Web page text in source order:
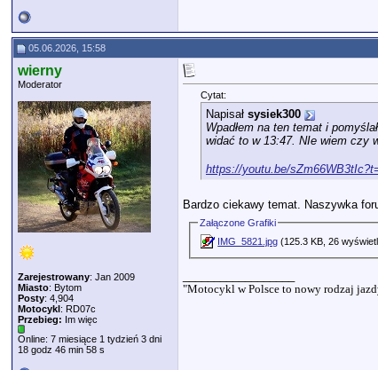
05.06.2026, 15:58
wierny
Moderator
Zarejestrowany: Jan 2009
Miasto: Bytom
Posty: 4,904
Motocykl: RD07c
Przebieg: Im więc
Online: 7 miesiące 1 tydzień 3 dni
18 godz 46 min 58 s
Cytat:
Napisał sysiek300
Wpadłem na ten temat i
widać to w 13:47. NIe wiem czy
https://youtu.be/
Bardzo ciekawy temat. Naszywka
Załączone Grafiki
IMG_5821.jpg (125.3 KB, 26
"Motocykl w Polsce to nowy rodzaj